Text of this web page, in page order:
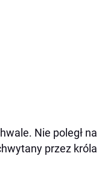
Nie poległ
przez